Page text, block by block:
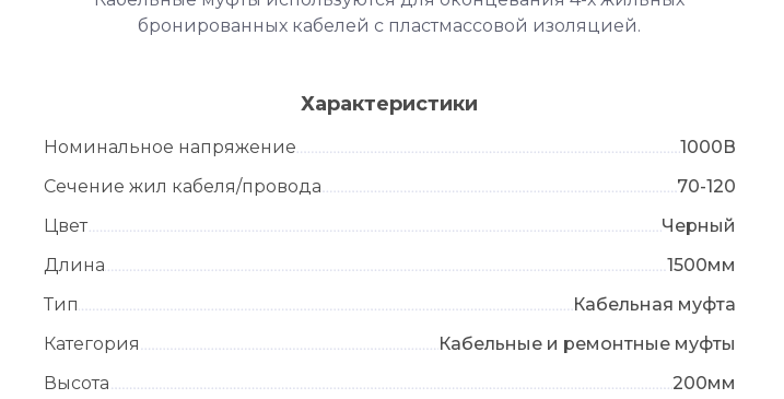
бронированных кабелей с пластмассовой изоляцией.
Характеристики
Номинальное напряжение
1000В
Сечение жил кабеля/провода
70-120
Цвет
Черный
Длина
1500мм
Тип
Кабельная муфта
Категория
Кабельные и ремонтные муфты
Высота
200мм